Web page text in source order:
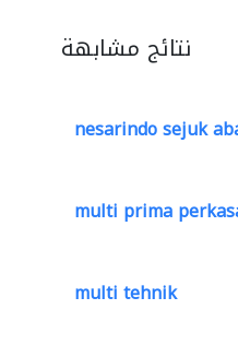
نتائج مشابهة
nesarindo sejuk
multi prima
multi tehnik